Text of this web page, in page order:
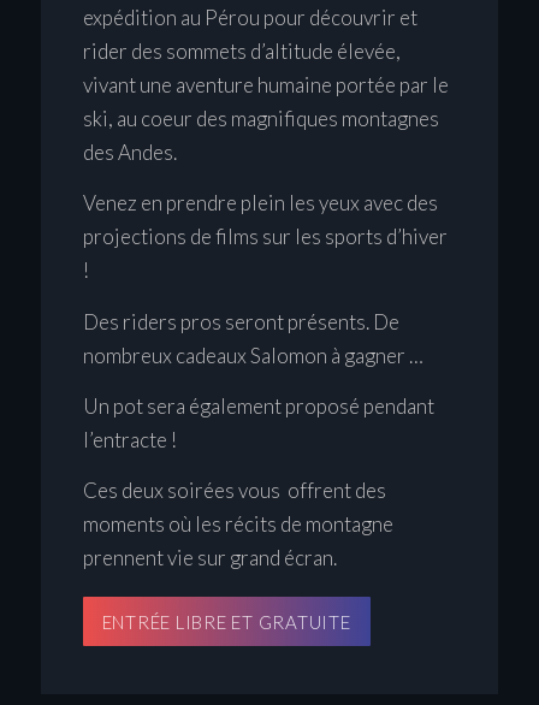
expédition au Pérou pour découvrir et
rider des sommets d’altitude élevée,
vivant une aventure humaine portée par le
ski, au coeur des magnifiques montagnes
des Andes.
Venez en prendre plein les yeux avec des
projections de films sur les sports d’hiver
!
Des riders pros seront présents. De
nombreux cadeaux Salomon à gagner …
Un pot sera également proposé pendant
l’entracte !
Ces deux soirées vous offrent des
moments où les récits de montagne
prennent vie sur grand écran.
ENTRÉE LIBRE ET GRATUITE